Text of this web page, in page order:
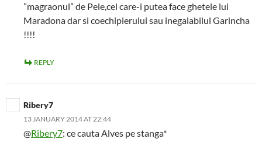
”magraonul” de Pele,cel care-i putea face ghetele lui
Maradona dar si coechipierului sau inegalabilul Garincha
!!!!
REPLY
Ribery7
13 JANUARY 2014 AT 22:44
@Ribery7: ce cauta Alves pe stanga*